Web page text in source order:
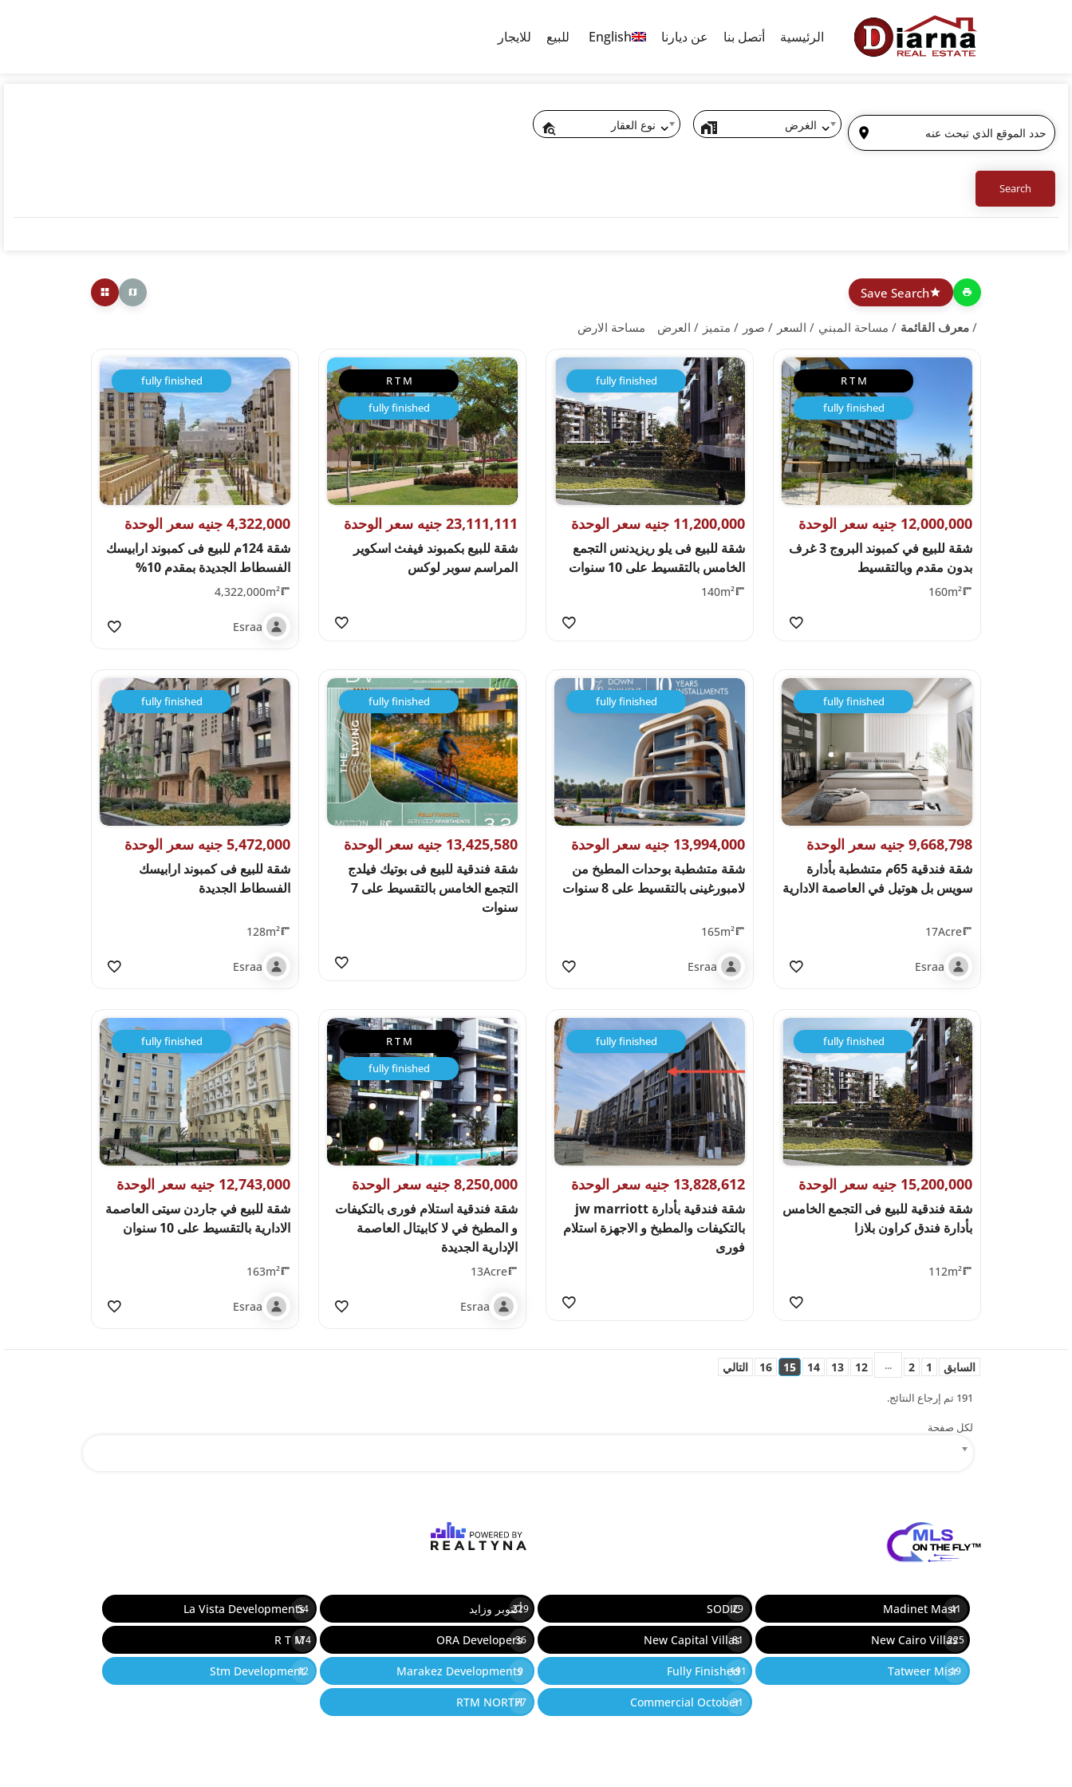
الرئيسية أتصل بنا عن ديارنا English للبيع للايجار
الغرض نوع العقار
Save Search
معرف القائمة مساحة المبني السعر صور متميز العرض مساحة الارض
R T M
fully finished
12,000,000 جنيه سعر الوحدة
شقة للبيع في كمبوند البروج 3 غرف
بدون مقدم وبالتقسيط
160m²
fully finished
11,200,000 جنيه سعر الوحدة
شقة للبيع فى يلو ريزيدنس التجمع
الخامس بالتقسيط على 10 سنوات
140m²
R T M
fully finished
23,111,111 جنيه سعر الوحدة
شقة للبيع بكمبوند فيفث اسكوير
المراسم سوبر لوكس
fully finished
4,322,000 جنيه سعر الوحدة
شقة 124م للبيع فى كمبوند ارابيسك
الفسطاط الجديدة بمقدم 10%
4,322,000m²
Esraa
fully finished
9,668,798 جنيه سعر الوحدة
شقة فندقية 65م متشطبة بأدارة
سويس بل هوتيل في العاصمة الادارية
17Acre
Esraa
fully finished
13,994,000 جنيه سعر الوحدة
شقة متشطبة بوحدات المطبخ من
لامبورغينى بالتقسيط على 8 سنوات
165m²
Esraa
fully finished
13,425,580 جنيه سعر الوحدة
شقة فندقية للبيع فى بوتيك فيلدج
التجمع الخامس بالتقسيط على 7
سنوات
fully finished
5,472,000 جنيه سعر الوحدة
شقة للبيع فى كمبوند ارابيسك
الفسطاط الجديدة
128m²
Esraa
fully finished
15,200,000 جنيه سعر الوحدة
شقة فندقية للبيع فى التجمع الخامس
بأدارة فندق كراون بلازا
112m²
fully finished
13,828,612 جنيه سعر الوحدة
شقة فندقية بأدارة jw marriott
بالتكيفات والمطبخ و الاجهزة استلام
فورى
R T M
fully finished
8,250,000 جنيه سعر الوحدة
شقة فندقية استلام فورى بالتكيفات
و المطبخ في لا كابيتال العاصمة
الإدارية الجديدة
13Acre
Esraa
fully finished
12,743,000 جنيه سعر الوحدة
شقة للبيع في جاردن سيتى العاصمة
الادارية بالتقسيط على 10 سنوان
163m²
Esraa
السابق 1
2
...
12
13
14
15
16 التالي
191 تم إرجاع النتائج.
لكل صفحة
Madinet Masr
41
SODIC
29 أكتوبر وزايد
229
La Vista Developments
54
New Cairo Villas
225
New Capital Villas
81
ORA Developers
36
R T M
174
Tatweer Misr
19
Fully Finished
191
Marakez Developments
9
Stm Development
12
Commercial October
31
RTM NORTH
77